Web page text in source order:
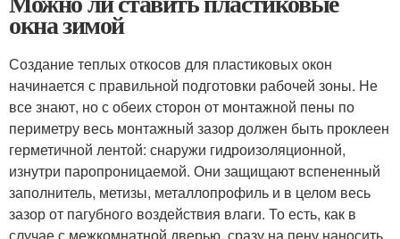
окна зимой
Создание теплых откосов для пластиковых окон
начинается с правильной подготовки рабочей зоны. Не
все знают, но с обеих сторон от монтажной пены по
периметру весь монтажный зазор должен быть проклеен
герметичной лентой: снаружи гидроизоляционной,
изнутри паропроницаемой. Они защищают вспененный
заполнитель, метизы, металлопрофиль и в целом весь
зазор от пагубного воздействия влаги. То есть, как в